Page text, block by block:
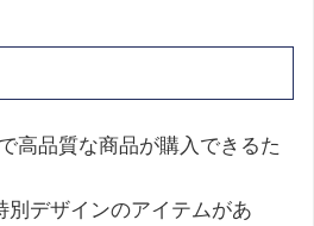
高品質な商品が購入できるた
別デザインのアイテムがあ